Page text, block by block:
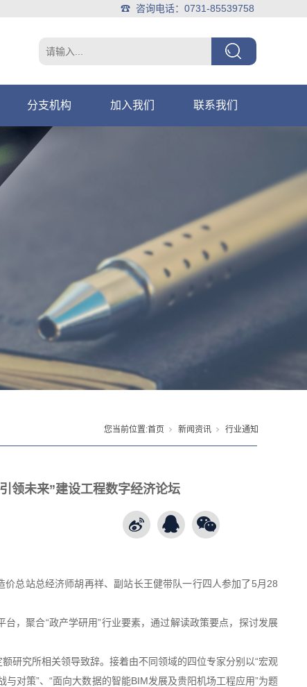
☎ 咨询电话：0731-85539758
分支机构 加入我们 联系我们
您当前位置:首页 新闻资讯 行业通知
领未来”建设工程数字经济论坛
总站总经济师胡再祥、副站长王健带队一行四人参加了5月28
，聚合“政产学研用”行业要素，通过解读政策要点，探讨发展
研究所相关领导致辞。接着由不同领域的四位专家分别以“宏观
对策”、“面向大数据的智能BIM发展及贵阳机场工程应用”为题